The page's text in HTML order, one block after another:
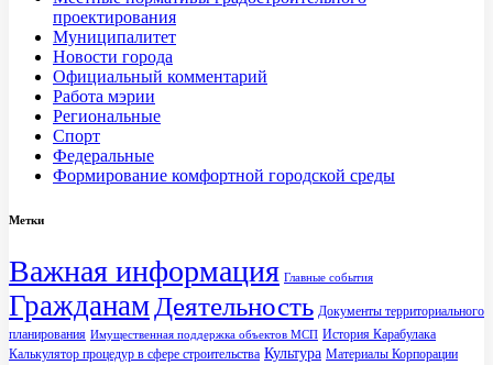
проектирования
Муниципалитет
Новости города
Официальный комментарий
Работа мэрии
Региональные
Спорт
Федеральные
Формирование комфортной городской среды
Метки
Важная информация Главные события
Гражданам Деятельность Документы территориального
планирования Имущественная поддержка объектов МСП История Карабулака
Калькулятор процедур в сфере строительства Культура Материалы Корпорации